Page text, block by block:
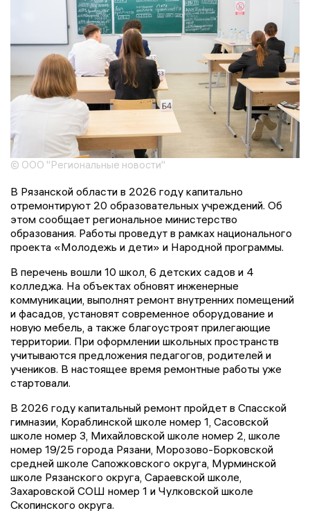
© ООО "Региональные новости"
В Рязанской области в 2026 году капитально
отремонтируют 20 образовательных учреждений. Об
этом сообщает региональное министерство
образования. Работы проведут в рамках национального
проекта «Молодежь и дети» и Народной программы.
В перечень вошли 10 школ, 6 детских садов и 4
колледжа. На объектах обновят инженерные
коммуникации, выполнят ремонт внутренних помещений
и фасадов, установят современное оборудование и
новую мебель, а также благоустроят прилегающие
территории. При оформлении школьных пространств
учитываются предложения педагогов, родителей и
учеников. В настоящее время ремонтные работы уже
стартовали.
В 2026 году капитальный ремонт пройдет в Спасской
гимназии, Кораблинской школе номер 1, Сасовской
школе номер 3, Михайловской школе номер 2, школе
номер 19/25 города Рязани, Морозово-Борковской
средней школе Сапожковского округа, Мурминской
школе Рязанского округа, Сараевской школе,
Захаровской СОШ номер 1 и Чулковской школе
Скопинского округа.